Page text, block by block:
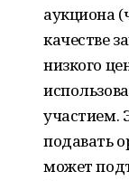
аукциона
качестве
низкого
участием.
подавать
может